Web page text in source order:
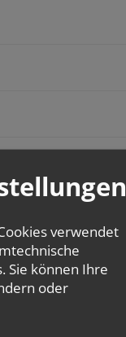
verwendet
Sie können Ihre
oder